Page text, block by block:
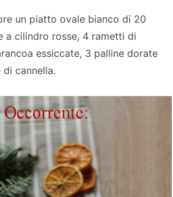
un piatto ovale bianco di 20
a cilindro rosse, 4 rametti di
essiccate, 3 palline dorate
cannella.